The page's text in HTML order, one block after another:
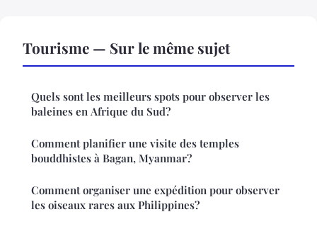
Tourisme — Sur le même sujet
Quels sont les meilleurs spots pour observer les
baleines en Afrique du Sud?
Comment planifier une visite des temples
bouddhistes à Bagan, Myanmar?
Comment organiser une expédition pour observer
les oiseaux rares aux Philippines?